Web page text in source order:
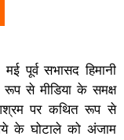
पूर्व सभासद हिमानी
रूप से मीडिया के समक्ष
आश्रम पर कथित रूप से
के घोटाले को अंजाम